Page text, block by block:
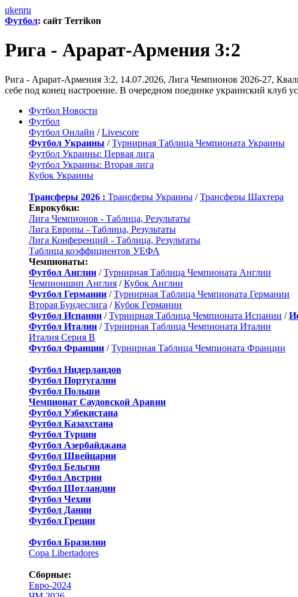
ukenru
Футбол: сайт Terrikon
Рига - Арарат-Армения 3:2
Рига - Арарат-Армения 3:2, 14.07.2026, Лига Чемпионов 2026-27,
себе под конец настроение. В очередном поединке украинский клуб
Футбол Новости
Футбол
Футбол Онлайн /Livescore
Футбол Украины /Турнирная Таблица Чемпионата Украины
Футбол Украины: Первая лига
Футбол Украины: Вторая лига
Кубок Украины
Трансферы 2026 : Трансферы Украины /Трансферы Шахтера
Еврокубки:
Лига Чемпионов - Таблица, Результаты
Лига Европы - Таблица, Результаты
Лига Конференций - Таблица, Результаты
Таблица коэффициентов УЕФА
Чемпионаты:
Футбол Англии /Турнирная Таблица Чемпионата Англии
Чемпионшип Англия /Кубок Англии
Футбол Германии /Турнирная Таблица Чемпионата Германии
Вторая Бундеслига /Кубок Германии
Футбол Испании /Турнирная Таблица Чемпионата Испании /
Футбол Италии /Турнирная Таблица Чемпионата Италии
Италия Серия B
Футбол Франции /Турнирная Таблица Чемпионата Франции
Футбол Нидерландов
Футбол Португалии
Футбол Польши
Чемпионат Саудовской Аравии
Футбол Узбекистана
Футбол Казахстана
Футбол Турции
Футбол Азербайджана
Футбол Швейцарии
Футбол Бельгии
Футбол Австрии
Футбол Шотландии
Футбол Чехии
Футбол Дании
Футбол Греции
Футбол Бразилии
Copa Libertadores
Сборные:
Евро-2024